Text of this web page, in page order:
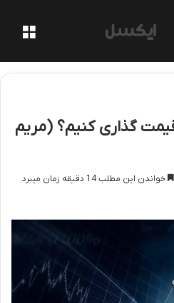
گذاری کنیم؟ (مریم
خواندن این مطلب 14 دقیقه زمان میبرد